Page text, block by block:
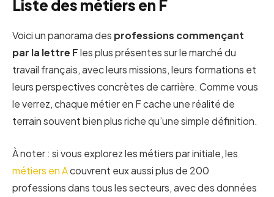
Liste des métiers en F
Voici un panorama des professions commençant
par la lettre Fles plus présentes sur le marché du
travail français, avec leurs missions, leurs formations et
leurs perspectives concrètes de carrière. Comme vous
le verrez, chaque métier en F cache une réalité de
terrain souvent bien plus riche qu’une simple définition.
À noter : si vous explorez les métiers par initiale, les
métiers en Acouvrent eux aussi plus de 200
professions dans tous les secteurs, avec des données